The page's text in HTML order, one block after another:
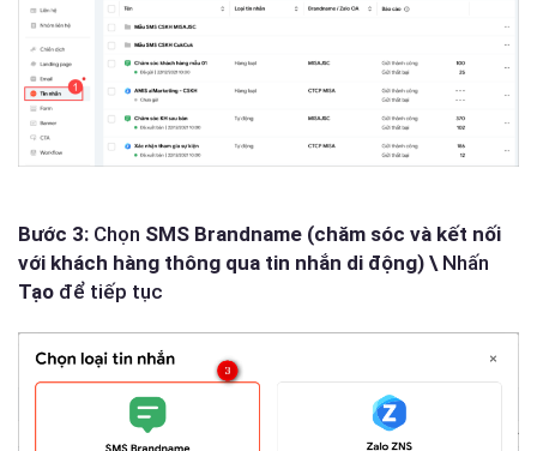
Bước 3: Chọn SMS Brandname (chăm sóc và kết nối
với khách hàng thông qua tin nhắn di động) \ Nhấn
Tạo để tiếp tục